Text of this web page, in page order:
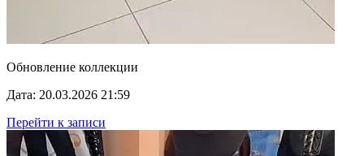
Обновление коллекции
Дата: 20.03.2026 21:59
Перейти к записи